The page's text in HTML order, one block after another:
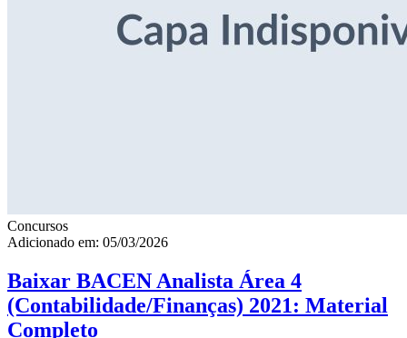
Concursos
Adicionado em: 05/03/2026
Baixar BACEN Analista Área 4
(Contabilidade/Finanças) 2021: Material
Completo